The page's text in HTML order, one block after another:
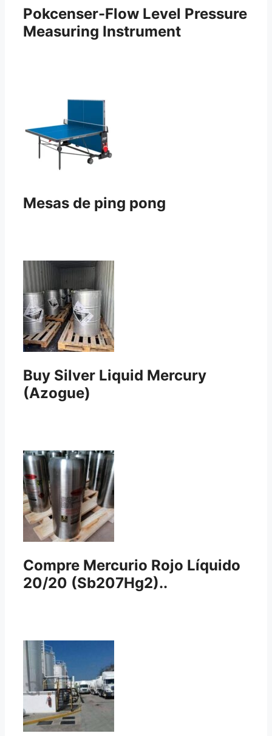
Pokcenser-Flow Level Pressure
Measuring Instrument
Mesas de ping pong
Buy Silver Liquid Mercury
(Azogue)
Compre Mercurio Rojo Líquido
20/20 (Sb207Hg2)..